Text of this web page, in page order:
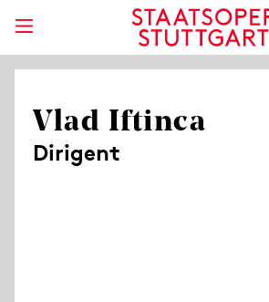
Vlad Iftinca
Dirigent